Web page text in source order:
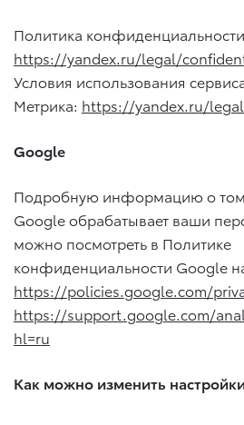
Политика
https://yandex.ru/legal/
Условия использования
Метрика: https://yandex.ru/
Google
Подробную информацию о
Google обрабатывает ваши
можно посмотреть в Политике
конфиденциальности Google
https://policies.google.com/
https://support.google.com/
hl=ru
Как можно изменить